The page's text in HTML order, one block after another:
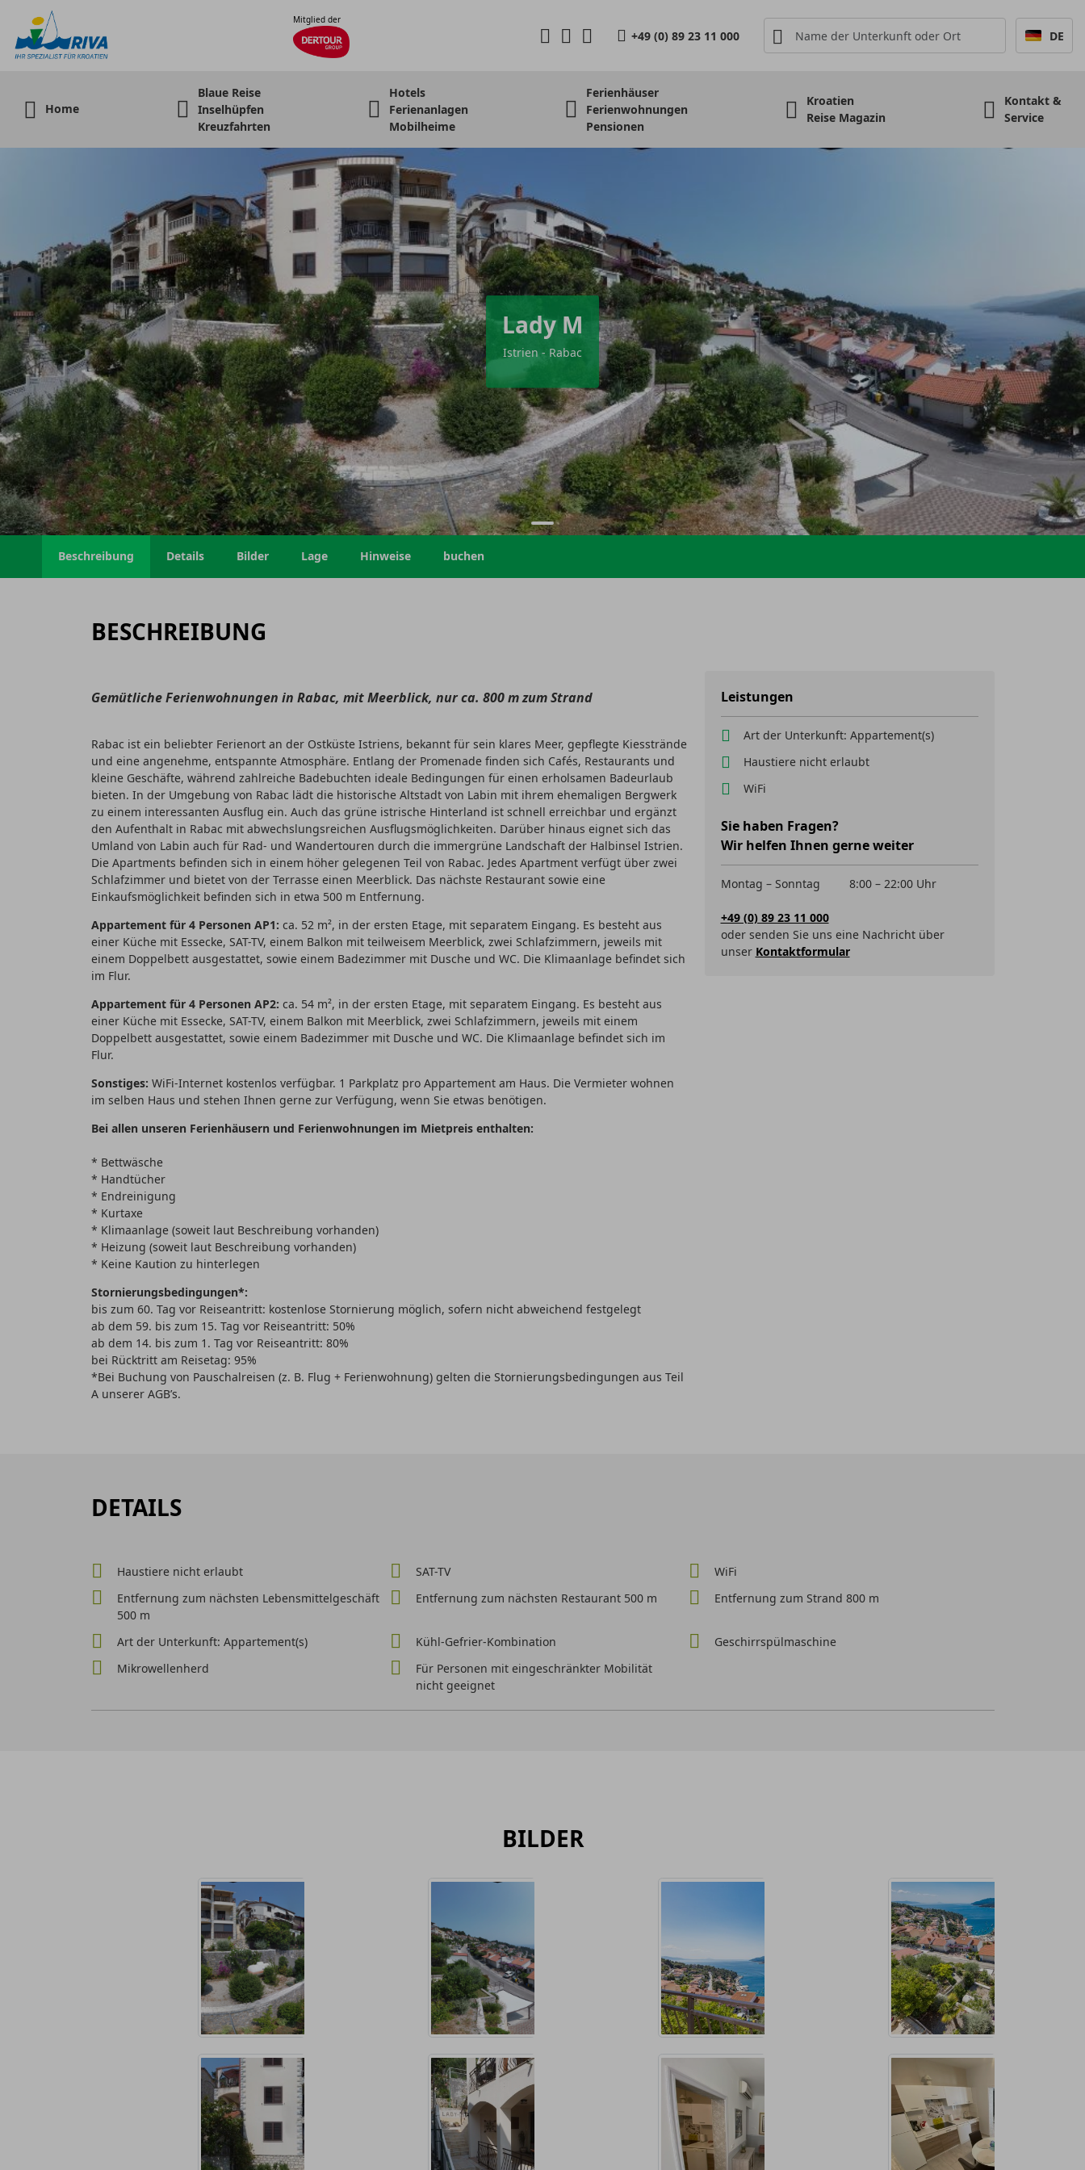
Mitglied der
+49 (0) 89 23 11 000 DE
Home
Blaue Reise
Inselhüpfen
Kreuzfahrten
Hotels
Ferienanlagen
Mobilheime
Ferienhäuser
Ferienwohnungen
Pensionen
Kroatien
Reise Magazin
Kontakt &
Service
Lady M
Istrien - Rabac
Beschreibung Details Bilder Lage Hinweise buchen
BESCHREIBUNG
Gemütliche Ferienwohnungen in Rabac, mit Meerblick, nur ca. 800 m zum Strand
Rabac ist ein beliebter Ferienort an der Ostküste Istriens, bekannt für sein klares Meer, gepflegte Kiesstrände
und eine angenehme, entspannte Atmosphäre. Entlang der Promenade finden sich Cafés, Restaurants und
kleine Geschäfte, während zahlreiche Badebuchten ideale Bedingungen für einen erholsamen Badeurlaub
bieten. In der Umgebung von Rabac lädt die historische Altstadt von Labin mit ihrem ehemaligen Bergwerk
zu einem interessanten Ausflug ein. Auch das grüne istrische Hinterland ist schnell erreichbar und ergänzt
den Aufenthalt in Rabac mit abwechslungsreichen Ausflugsmöglichkeiten. Darüber hinaus eignet sich das
Umland von Labin auch für Rad- und Wandertouren durch die immergrüne Landschaft der Halbinsel Istrien.
Die Apartments befinden sich in einem höher gelegenen Teil von Rabac. Jedes Apartment verfügt über zwei
Schlafzimmer und bietet von der Terrasse einen Meerblick. Das nächste Restaurant sowie eine
Einkaufsmöglichkeit befinden sich in etwa 500 m Entfernung.
Appartement für 4 Personen AP1: ca. 52 m², in der ersten Etage, mit separatem Eingang. Es besteht aus
einer Küche mit Essecke, SAT-TV, einem Balkon mit teilweisem Meerblick, zwei Schlafzimmern, jeweils mit
einem Doppelbett ausgestattet, sowie einem Badezimmer mit Dusche und WC. Die Klimaanlage befindet sich
im Flur.
Appartement für 4 Personen AP2: ca. 54 m², in der ersten Etage, mit separatem Eingang. Es besteht aus
einer Küche mit Essecke, SAT-TV, einem Balkon mit Meerblick, zwei Schlafzimmern, jeweils mit einem
Doppelbett ausgestattet, sowie einem Badezimmer mit Dusche und WC. Die Klimaanlage befindet sich im
Flur.
Sonstiges: WiFi-Internet kostenlos verfügbar. 1 Parkplatz pro Appartement am Haus. Die Vermieter wohnen
im selben Haus und stehen Ihnen gerne zur Verfügung, wenn Sie etwas benötigen.
Bei allen unseren Ferienhäusern und Ferienwohnungen im Mietpreis enthalten:
* Bettwäsche
* Handtücher
* Endreinigung
* Kurtaxe
* Klimaanlage (soweit laut Beschreibung vorhanden)
* Heizung (soweit laut Beschreibung vorhanden)
* Keine Kaution zu hinterlegen
Stornierungsbedingungen*:
bis zum 60. Tag vor Reiseantritt: kostenlose Stornierung möglich, sofern nicht abweichend festgelegt
ab dem 59. bis zum 15. Tag vor Reiseantritt: 50%
ab dem 14. bis zum 1. Tag vor Reiseantritt: 80%
bei Rücktritt am Reisetag: 95%
*Bei Buchung von Pauschalreisen (z. B. Flug + Ferienwohnung) gelten die Stornierungsbedingungen aus Teil
A unserer AGB’s.
Leistungen
Art der Unterkunft: Appartement(s)
Haustiere nicht erlaubt
WiFi
Sie haben Fragen?
Wir helfen Ihnen gerne weiter
Montag – Sonntag 8:00 – 22:00 Uhr
+49 (0) 89 23 11 000
oder senden Sie uns eine Nachricht über
unser Kontaktformular
DETAILS
Haustiere nicht erlaubt SAT-TV
WiFi
Entfernung zum nächsten Lebensmittelgeschäft
500 m
Entfernung zum nächsten Restaurant 500 m Entfernung zum Strand 800 m
Art der Unterkunft: Appartement(s) Kühl-Gefrier-Kombination
Geschirrspülmaschine
Mikrowellenherd
Für Personen mit eingeschränkter Mobilität
nicht geeignet
BILDER